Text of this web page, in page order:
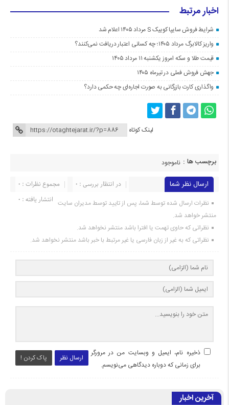
اخبار مرتبط
شرایط فروش سایپا کوییک S مرداد ۱۴۰۵ اعلام شد
واریز کالابرگ مرداد ۱۴۰۵؛ چه کسانی اعتبار دریافت نمی‌کنند؟
قیمت طلا و سکه امروز یکشنبه ۱۱ مرداد ۱۴۰۵
جهش فروش فملی در تیرماه ۱۴۰۵
واگذاری کارت بازرگانی به صورت اجاره‌ای چه حکمی دارد؟
لینک کوتاه
برچسب ها : ناموجود
ارسال نظر شما مجموع نظرات : 0
در انتظار بررسی : 0
انتشار یافته : 0 نظرات ارسال شده توسط شما، پس از تایید توسط مدیران سایت
منتشر خواهد شد.
نظراتی که حاوی تهمت یا افترا باشد منتشر نخواهد شد.
نظراتی که به غیر از زبان فارسی یا غیر مرتبط با خبر باشد منتشر نخواهد شد.
ارسال نظر پاک کردن !
ذخیره نام، ایمیل و وبسایت من در مرورگر
برای زمانی که دوباره دیدگاهی می‌نویسم.
آخرین اخبار